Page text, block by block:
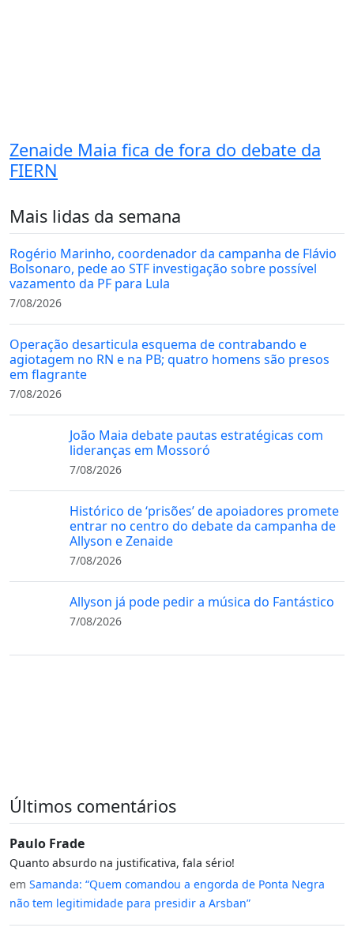
Zenaide Maia fica de fora do debate da
FIERN
Mais lidas da semana
Rogério Marinho, coordenador da campanha de Flávio
Bolsonaro, pede ao STF investigação sobre possível
vazamento da PF para Lula
7/08/2026
Operação desarticula esquema de contrabando e
agiotagem no RN e na PB; quatro homens são presos
em flagrante
7/08/2026
João Maia debate pautas estratégicas com
lideranças em Mossoró
7/08/2026
Histórico de ‘prisões’ de apoiadores promete
entrar no centro do debate da campanha de
Allyson e Zenaide
7/08/2026
Allyson já pode pedir a música do Fantástico
7/08/2026
Últimos comentários
Paulo Frade
Quanto absurdo na justificativa, fala sério!
em Samanda: “Quem comandou a engorda de Ponta Negra
não tem legitimidade para presidir a Arsban”